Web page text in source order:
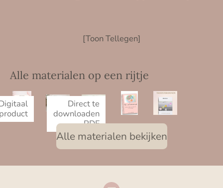
[Toon Tellegen]
Alle materialen op een rijtje
Direct te
downloaden
PDF
Alle materialen bekijken